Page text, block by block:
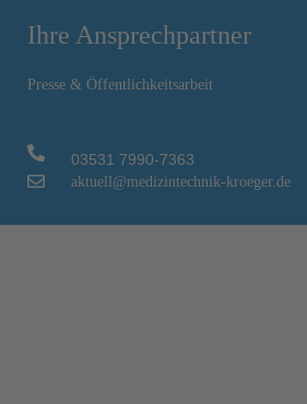
Ihre Ansprechpartner
Presse & Öffentlichkeitsarbeit
03531 7990-7363
aktuell@medizintechnik-kroeger.de